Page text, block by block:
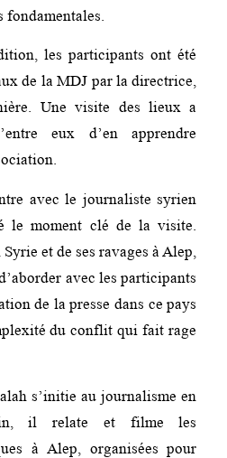
fondamentales.
les participants ont été
de la MDJ par la directrice,
Une visite des lieux a
eux d’en apprendre
avec le journaliste syrien
le moment clé de la visite.
et de ses ravages à Alep,
avec les participants
de la presse dans ce pays
du conflit qui fait rage
s’initie au journalisme en
il relate et filme les
à Alep, organisées pour